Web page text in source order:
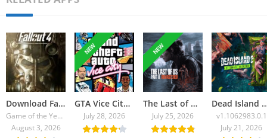
Download Fallout 4 Torrent
Game of the Year Edition v1.10.980.0
August 3, 2026
NEW
GTA Vice City 2026 Torrent
July 28, 2026
NEW
The Last of Us Part II Remastered Torrent Baixar
July 25, 2026
Dead Island 2:
v1.1062983.0.1
July 21, 2026